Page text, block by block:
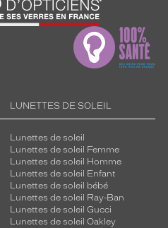
LUNETTES DE SOLEIL
Lunettes de soleil
Lunettes de soleil Femme
Lunettes de soleil Homme
Lunettes de soleil Enfant
Lunettes de soleil bébé
Lunettes de soleil Ray-Ban
Lunettes de soleil Gucci
Lunettes de soleil Oakley